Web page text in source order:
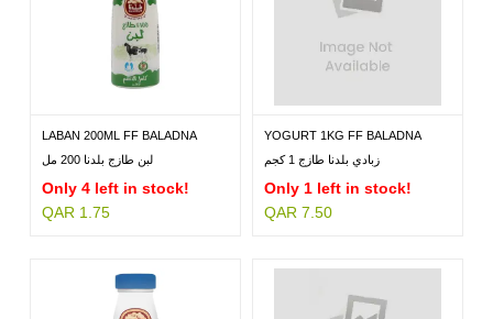
LABAN 200ML FF BALADNA
لبن طازج بلدنا 200 مل
Only 4 left in stock!
QAR 1.75
YOGURT 1KG FF BALADNA
زبادي بلدنا طازج 1 كجم
Only 1 left in stock!
QAR 7.50